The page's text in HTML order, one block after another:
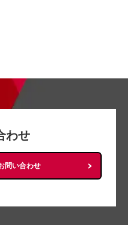
わせ
問い合わせ